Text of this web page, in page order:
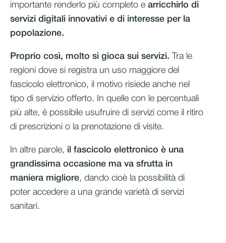
importante renderlo più completo e arricchirlo di
servizi digitali innovativi e di interesse per la
popolazione.
Proprio così, molto si gioca sui servizi. Tra le
regioni dove si registra un uso maggiore del
fascicolo elettronico, il motivo risiede anche nel
tipo di servizio offerto. In quelle con le percentuali
più alte, è possibile usufruire di servizi come il ritiro
di prescrizioni o la prenotazione di visite.
In altre parole, il fascicolo elettronico è una
grandissima occasione ma va sfrutta in
maniera migliore, dando cioè la possibilità di
poter accedere a una grande varietà di servizi
sanitari.